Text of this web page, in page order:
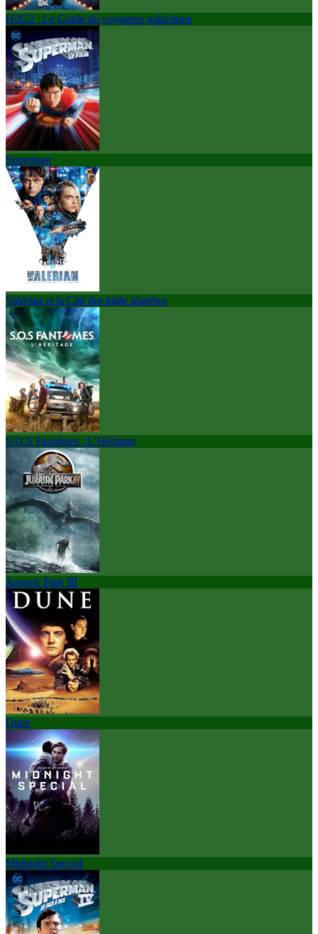
H2G2 : Le Guide du voyageur galactique
Superman
Valérian et la Cité des mille planètes
S.O.S Fantômes : L’Héritage
Jurassic Park III
Dune
Midnight Special